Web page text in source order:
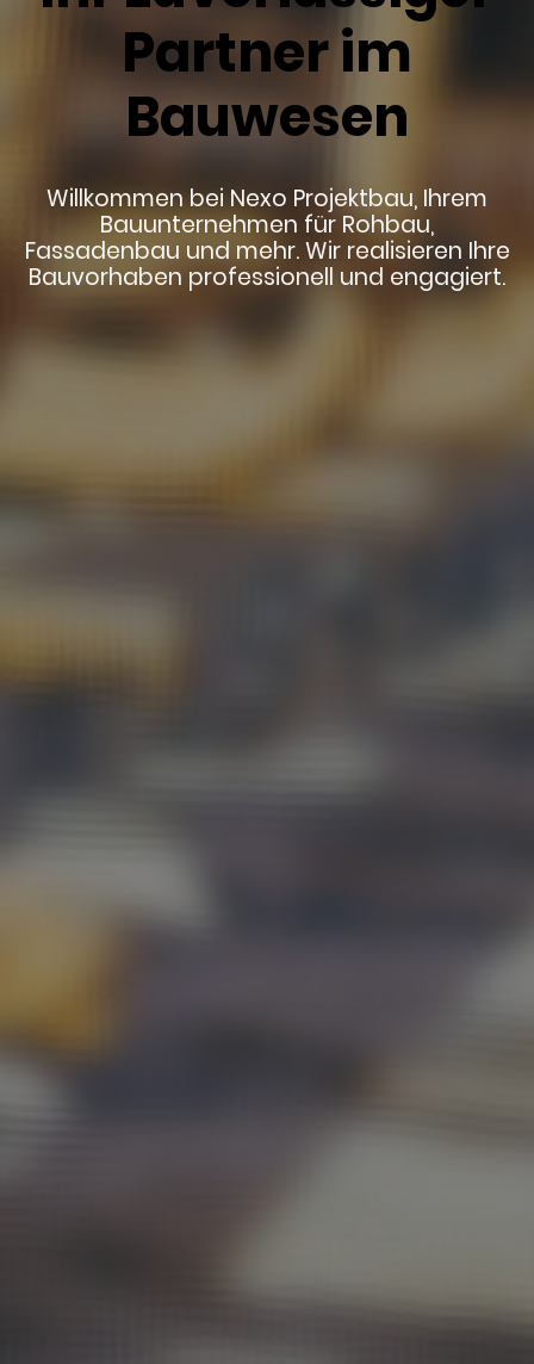
Partner im
Bauwesen
Willkommen bei Nexo Projektbau, Ihrem
Bauunternehmen für Rohbau,
Fassadenbau und mehr. Wir realisieren Ihre
Bauvorhaben professionell und engagiert.